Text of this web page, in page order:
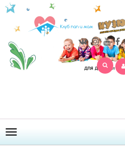
Открыть
меню